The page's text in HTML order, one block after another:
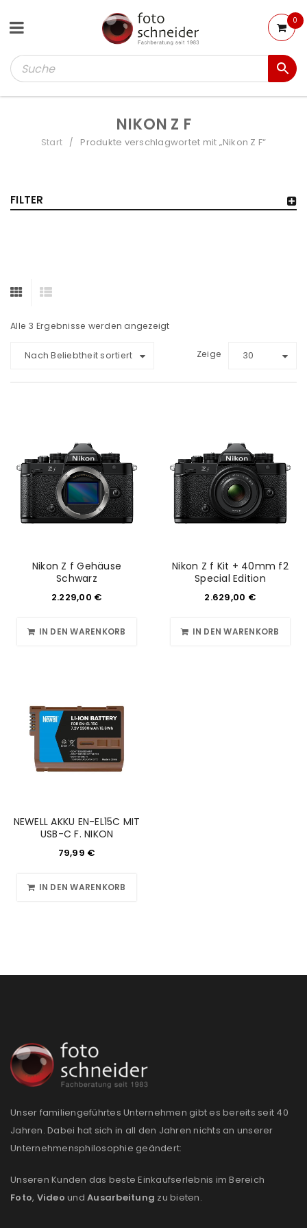
ANMELDEN
0
NIKON Z F
Start / Produkte verschlagwortet mit „Nikon Z F“
FILTER
Alle 3 Ergebnisse werden angezeigt
Nach Beliebtheit sortiert Zeige 30
Nikon Z f Gehäuse
Schwarz
2.229,00 €
IN DEN WARENKORB
Nikon Z f Kit + 40mm f2
Special Edition
2.629,00 €
IN DEN WARENKORB
NEWELL AKKU EN-EL15C MIT
USB-C F. NIKON
79,99 €
IN DEN WARENKORB
Unser familiengeführtes Unternehmen gibt es bereits seit 40
Jahren. Dabei hat sich in all den Jahren nichts an unserer
Unternehmensphilosophie geändert:
Unseren Kunden das beste Einkaufserlebnis im Bereich
Foto, Video und Ausarbeitung zu bieten.